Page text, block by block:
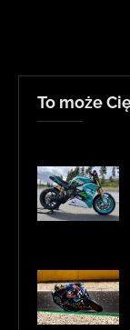
To może